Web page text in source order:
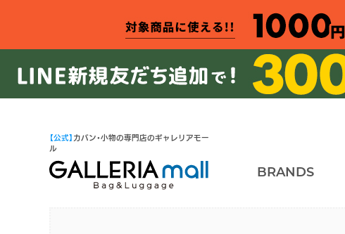
【公式】 カバン・小物の専門店のギャレリアモー
ル
BRANDS